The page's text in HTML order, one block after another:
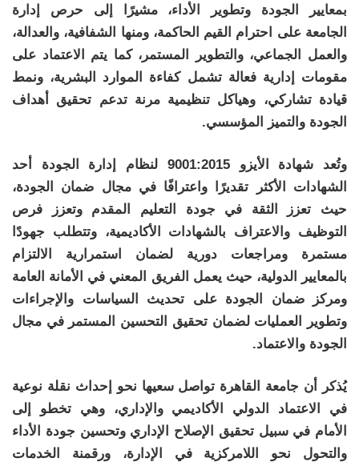
بمعايير الجودة وتطوير الأداء، مشيرًا إلى حرص إدارة
الجامعة على احترام القيم الحاكمة، ومنها الشفافية، والعدالة،
والعمل الجماعي، والتطوير المستمر، كما يتم الاعتماد على
مقومات إدارية فعالة تشمل كفاءة الموارد البشرية، ونمط
قيادة تشاركي، وهياكل تنظيمية مرنة تدعم تحقيق أهداف
الجودة والتميز المؤسسي.
وتُعد شهادة الأيزو 9001:2015 لنظام إدارة الجودة أحد
الشهادات الأكثر تقديرًا واعترافًا في مجال ضمان الجودة،
حيث تعزز الثقة في جودة التعليم المقدم وتعزز فرص
التوظيف والاعتراف بالشهادات الأكاديمية، وتتطلب جهودًا
مستمرة ومراجعات دورية لضمان استمرارية الالتزام
بالمعايير الدولية، حيث يعمل الفريق المعني في الأمانة العامة
ومركز ضمان الجودة على تحديث السياسات والإجراءات
وتطوير العمليات لضمان تحقيق التحسين المستمر في مجال
الجودة والاعتماد.
يُذكر أن جامعة القاهرة تواصل سعيها نحو إحداث نقلة نوعية
في الاعتماد الدولي الأكاديمي والإداري، وهي تخطو إلى
الأمام في سبيل تحقيق الإصلاح الإداري وتحسين جودة الأداء
والتحول نحو اللامركزية في الإدارة، ورقمنة الخدمات